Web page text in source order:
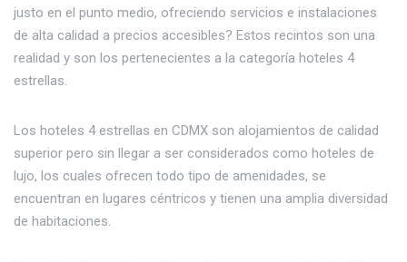
justo en el punto medio, ofreciendo servicios e instalaciones
de alta calidad a precios accesibles? Estos recintos son una
realidad y son los pertenecientes a la categoría hoteles 4
estrellas.
Los hoteles 4 estrellas en CDMX son alojamientos de calidad
superior pero sin llegar a ser considerados como hoteles de
lujo, los cuales ofrecen todo tipo de amenidades, se
encuentran en lugares céntricos y tienen una amplia diversidad
de habitaciones.